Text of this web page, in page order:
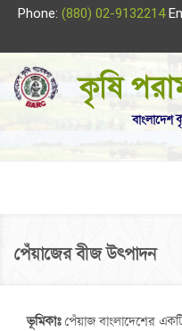
Phone: (880) 02-9132214
কৃষি
বাংলাদেশ
পেঁয়াজের বীজ উৎপাদন
ভূমিকাঃপেঁয়াজ বাংলাদেশের